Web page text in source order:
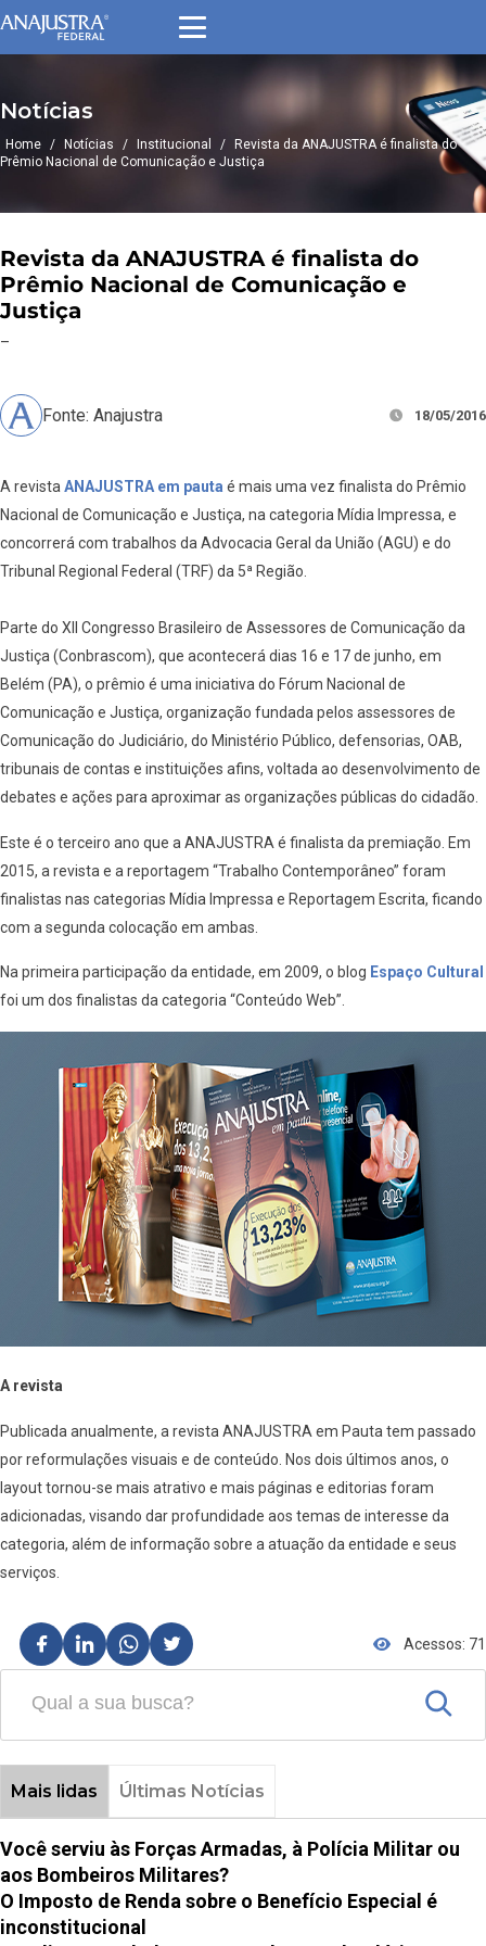
Notícias
Home / Notícias / Institucional /
Revista da ANAJUSTRA é finalista do
Prêmio Nacional de Comunicação e Justiça
Revista da ANAJUSTRA é finalista do
Prêmio Nacional de Comunicação e
Justiça
–
Fonte: Anajustra 18/05/2016
A revistaANAJUSTRA em pauta é mais uma vez finalista do Prêmio
Nacional de Comunicação e Justiça, na categoria Mídia Impressa, e
concorrerá com trabalhos da Advocacia Geral da União (AGU) e do
Tribunal Regional Federal (TRF) da 5ª Região.
Parte do XII Congresso Brasileiro de Assessores de Comunicação da
Justiça (Conbrascom), que acontecerá dias 16 e 17 de junho, em
Belém (PA), o prêmio é uma iniciativa do Fórum Nacional de
Comunicação e Justiça, organização fundada pelos assessores de
Comunicação do Judiciário, do Ministério Público, defensorias, OAB,
tribunais de contas e instituições afins, voltada ao desenvolvimento de
debates e ações para aproximar as organizações públicas do cidadão.
Este é o terceiro ano que a ANAJUSTRA é finalista da premiação. Em
2015, a revista e a reportagem “Trabalho Contemporâneo” foram
finalistas nas categorias Mídia Impressa e Reportagem Escrita, ficando
com a segunda colocação em ambas.
Na primeira participação da entidade, em 2009, o blog Espaço Cultural
foi um dos finalistas da categoria “Conteúdo Web”.
A revista
Publicada anualmente, a revista ANAJUSTRA em Pauta tem passado
por reformulações visuais e de conteúdo. Nos dois últimos anos, o
layout tornou-se mais atrativo e mais páginas e editorias foram
adicionadas, visando dar profundidade aos temas de interesse da
categoria, além de informação sobre a atuação da entidade e seus
serviços.
Acessos: 71
Mais lidas Últimas Notícias
Você serviu às Forças Armadas, à Polícia Militar ou
aos Bombeiros Militares?
O Imposto de Renda sobre o Benefício Especial é
inconstitucional